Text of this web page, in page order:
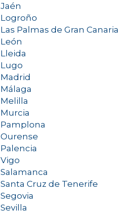
Palmas de Gran Canaria
Cruz de Tenerife